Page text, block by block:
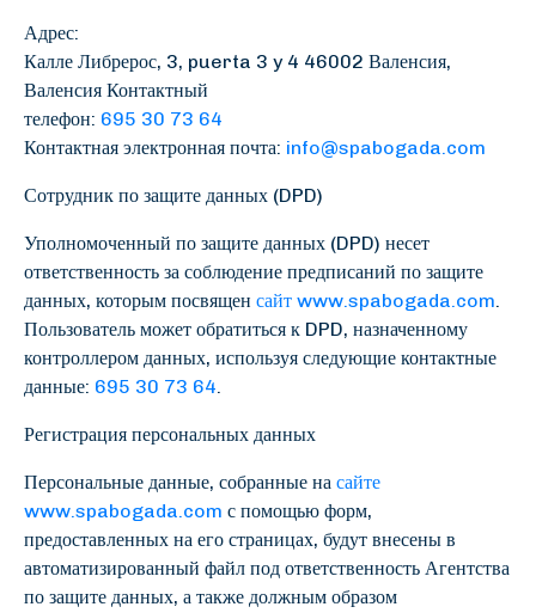
Адрес:
Калле Либрерос, 3, puerta 3 y 4 46002 Валенсия,
Валенсия Контактный
телефон: 695 30 73 64
Контактная электронная почта: info@spabogada.com
Сотрудник по защите данных (DPD)
Уполномоченный по защите данных (DPD) несет
ответственность за соблюдение предписаний по защите
данных, которым посвящен сайт www.spabogada.com.
Пользователь может обратиться к DPD, назначенному
контроллером данных, используя следующие контактные
данные: 695 30 73 64.
Регистрация персональных данных
Персональные данные, собранные на сайте
www.spabogada.com с помощью форм,
предоставленных на его страницах, будут внесены в
автоматизированный файл под ответственность Агентства
по защите данных, а также должным образом